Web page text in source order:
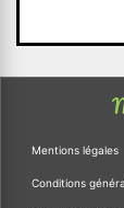
Mentions légales
Conditions